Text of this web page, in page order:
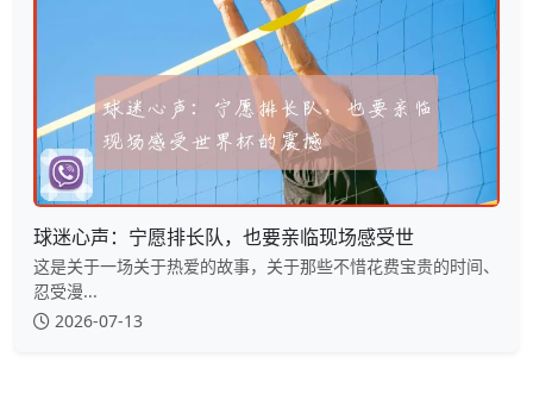
球迷心声：宁愿排长队，也要亲临现场感受世
这是关于一场关于热爱的故事，关于那些不惜花费宝贵的时间、
忍受漫...
2026-07-13